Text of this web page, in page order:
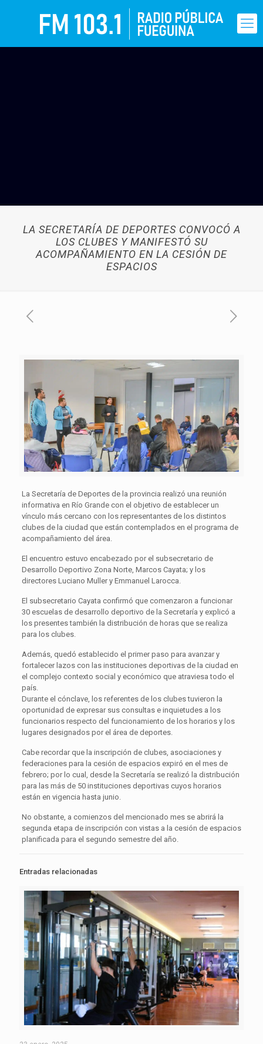
LA SECRETARÍA DE DEPORTES CONVOCÓ A
LOS CLUBES Y MANIFESTÓ SU
ACOMPAÑAMIENTO EN LA CESIÓN DE
ESPACIOS
La Secretaría de Deportes de la provincia realizó una reunión
informativa en Río Grande con el objetivo de establecer un
vínculo más cercano con los representantes de los distintos
clubes de la ciudad que están contemplados en el programa de
acompañamiento del área.
El encuentro estuvo encabezado por el subsecretario de
Desarrollo Deportivo Zona Norte, Marcos Cayata; y los
directores Luciano Muller y Emmanuel Larocca.
El subsecretario Cayata confirmó que comenzaron a funcionar
30 escuelas de desarrollo deportivo de la Secretaría y explicó a
los presentes también la distribución de horas que se realiza
para los clubes.
Además, quedó establecido el primer paso para avanzar y
fortalecer lazos con las instituciones deportivas de la ciudad en
el complejo contexto social y económico que atraviesa todo el
país.
Durante el cónclave, los referentes de los clubes tuvieron la
oportunidad de expresar sus consultas e inquietudes a los
funcionarios respecto del funcionamiento de los horarios y los
lugares designados por el área de deportes.
Cabe recordar que la inscripción de clubes, asociaciones y
federaciones para la cesión de espacios expiró en el mes de
febrero; por lo cual, desde la Secretaría se realizó la distribución
para las más de 50 instituciones deportivas cuyos horarios
están en vigencia hasta junio.
No obstante, a comienzos del mencionado mes se abrirá la
segunda etapa de inscripción con vistas a la cesión de espacios
planificada para el segundo semestre del año.
Entradas relacionadas